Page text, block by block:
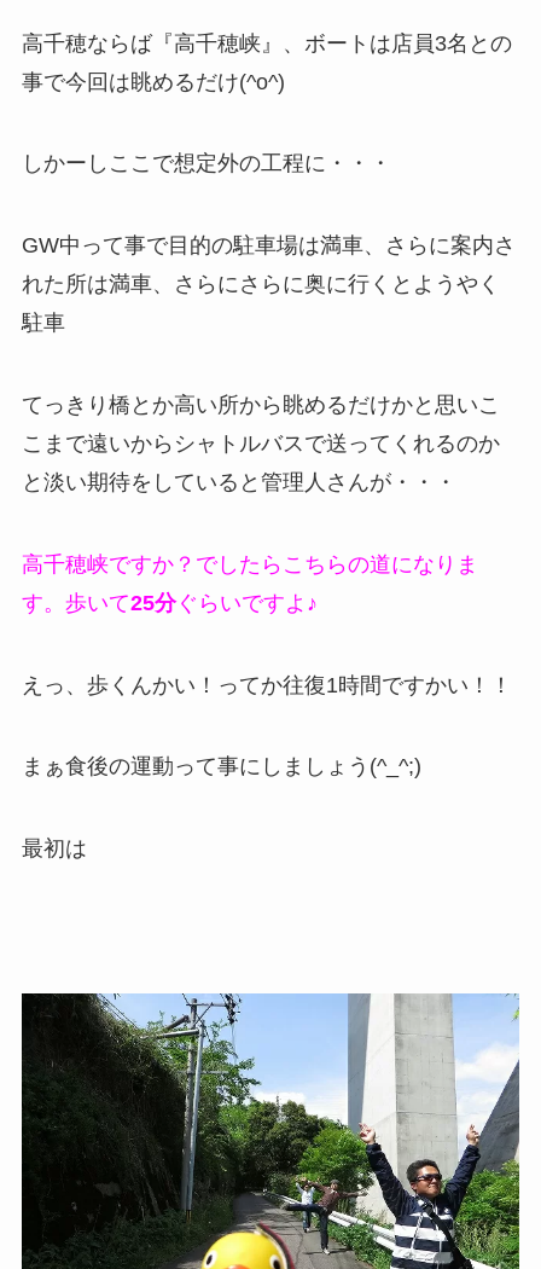
高千穂ならば『高千穂峡』、ボートは店員3名との
事で今回は眺めるだけ(^o^)
しかーしここで想定外の工程に・・・
GW中って事で目的の駐車場は満車、さらに案内さ
れた所は満車、さらにさらに奥に行くとようやく
駐車
てっきり橋とか高い所から眺めるだけかと思いこ
こまで遠いからシャトルバスで送ってくれるのか
と淡い期待をしていると管理人さんが・・・
高千穂峡ですか？でしたらこちらの道になりま
す。歩いて25分ぐらいですよ♪
えっ、歩くんかい！ってか往復1時間ですかい！！
まぁ食後の運動って事にしましょう(^_^;)
最初は